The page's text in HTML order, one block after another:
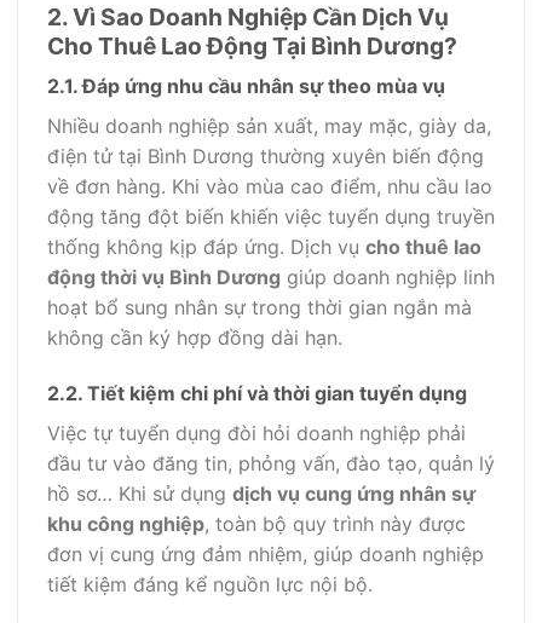
2. Vì Sao Doanh Nghiệp Cần Dịch Vụ
Cho Thuê Lao Động Tại Bình Dương?
2.1. Đáp ứng nhu cầu nhân sự theo mùa vụ
Nhiều doanh nghiệp sản xuất, may mặc, giày da,
điện tử tại Bình Dương thường xuyên biến động
về đơn hàng. Khi vào mùa cao điểm, nhu cầu lao
động tăng đột biến khiến việc tuyển dụng truyền
thống không kịp đáp ứng. Dịch vụ cho thuê lao
động thời vụ Bình Dương giúp doanh nghiệp linh
hoạt bổ sung nhân sự trong thời gian ngắn mà
không cần ký hợp đồng dài hạn.
2.2. Tiết kiệm chi phí và thời gian tuyển dụng
Việc tự tuyển dụng đòi hỏi doanh nghiệp phải
đầu tư vào đăng tin, phỏng vấn, đào tạo, quản lý
hồ sơ… Khi sử dụng dịch vụ cung ứng nhân sự
khu công nghiệp, toàn bộ quy trình này được
đơn vị cung ứng đảm nhiệm, giúp doanh nghiệp
tiết kiệm đáng kể nguồn lực nội bộ.